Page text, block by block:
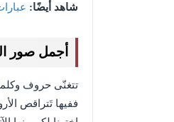
شاهد أيضًا:
أجمل صور
تتغنّى حروف
ففيها تَتراقص